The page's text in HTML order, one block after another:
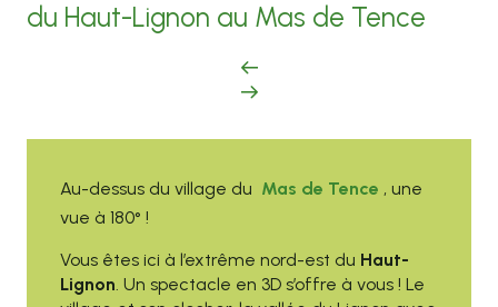
du Haut-Lignon au Mas de Tence
Au-dessus du village du Mas de Tence , une
vue à 180° !
Vous êtes ici à l’extrême nord-est du Haut-
Lignon. Un spectacle en 3D s’offre à vous ! Le